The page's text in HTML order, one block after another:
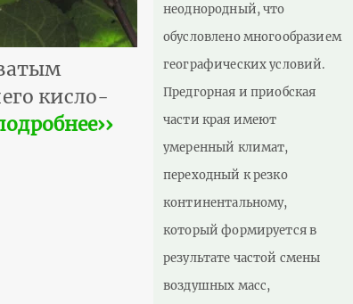
кисло-
неоднородный, что
обусловлено многообразием
географических условий.
Предгорная и приобская
части края имеют
умеренный климат,
переходный к резко
континентальному,
который формируется в
результате частой смены
воздушных масс,